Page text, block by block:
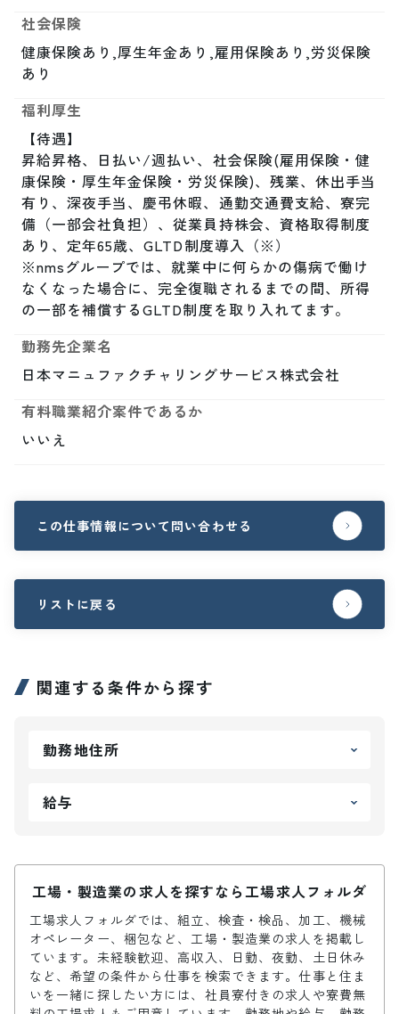
社会保険
健康保険あり,厚生年金あり,雇用保険あり,労災保険
あり
福利厚生
【待遇】
昇給昇格、日払い/週払い、社会保険(雇用保険・健
康保険・厚生年金保険・労災保険)、残業、休出手当
有り、深夜手当、慶弔休暇、通勤交通費支給、寮完
備（一部会社負担）、従業員持株会、資格取得制度
あり、定年65歳、GLTD制度導入（※）
※nmsグループでは、就業中に何らかの傷病で働け
なくなった場合に、完全復職されるまでの間、所得
の一部を補償するGLTD制度を取り入れてます。
勤務先企業名
日本マニュファクチャリングサービス株式会社
有料職業紹介案件であるか
いいえ
この仕事情報について問い合わせる
リストに戻る
関連する条件から探す
勤務地住所
給与
工場・製造業の求人を探すなら工場求人フォルダ
工場求人フォルダでは、組立、検査・検品、加工、機械
オペレーター、梱包など、工場・製造業の求人を掲載し
ています。未経験歓迎、高収入、日勤、夜勤、土日休み
など、希望の条件から仕事を検索できます。仕事と住ま
いを一緒に探したい方には、社員寮付きの求人や寮費無